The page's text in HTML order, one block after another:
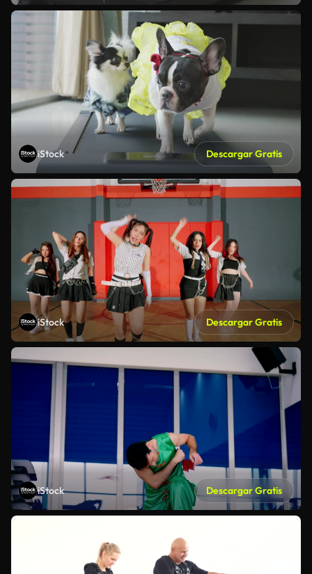
iStock Descargar Gratis
iStock Descargar Gratis
iStock Descargar Gratis